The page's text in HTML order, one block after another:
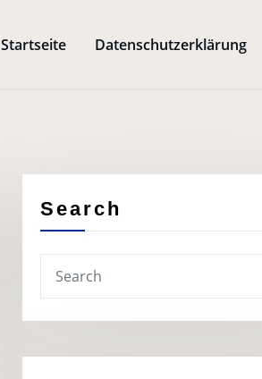
Startseite Datenschutzerklärung
Search